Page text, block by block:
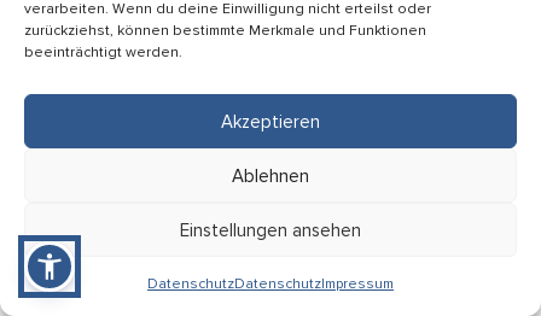
verarbeiten. Wenn du deine Einwilligung nicht erteilst oder
zurückziehst, können bestimmte Merkmale und Funktionen
beeinträchtigt werden.
Akzeptieren
Ablehnen
Einstellungen ansehen
DatenschutzDatenschutzImpressum
Picknick Konzert – Mitsing-Konzert mit den
HÜ-Arena am Förderturm
Eintritt: Frei